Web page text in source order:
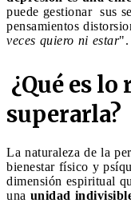
puede gestionar sus
pensamientos
veces quiero ni estar".
¿Qué es
superarla?
La naturaleza de la
bienestar físico y
dimensión espiritual
una unidad